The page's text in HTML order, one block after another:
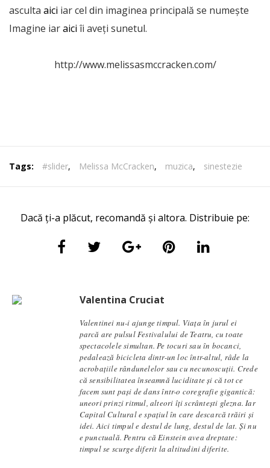
asculta aici iar cel din imaginea principală se numește
Imagine iaraici îi aveți sunetul.
http://www.melissasmccracken.com/
Tags: #slider, Melissa McCracken, muzica, sinestezie
Dacă ți-a plăcut, recomandă și altora. Distribuie pe:
Valentina Cruciat
Valentinei nu-i ajunge timpul. Viața în jurul ei
parcă are pulsul Festivalului de Teatru, cu toate
spectacolele simultan. Pe tocuri sau în bocanci,
pedalează bicicleta dintr-un loc într-altul, râde la
acrobațiile rândunelelor sau cu necunoscuții. Crede
că sensibilitatea înseamnă luciditate și că tot ce
facem sunt pași de dans într-o coregrafie gigantică:
uneori prinzi ritmul, alteori îți scrântești glezna. Iar
Capital Cultural e spațiul în care descarcă trăiri și
idei. Aici timpul e destul de lung, destul de lat. Și nu
e punctuală. Pentru că Einstein avea dreptate:
timpul se scurge diferit la altitudini diferite.